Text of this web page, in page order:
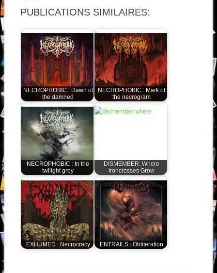
PUBLICATIONS SIMILAIRES:
NECROPHOBIC : Dawn of
the damned
NECROPHOBIC : Mark of
the necrogram
NECROPHOBIC : In the
twilight grey
DISMEMBER: Where
Ironcrosses Grow
EXHUMED : Necrocracy ENTRAILS : Obliteration